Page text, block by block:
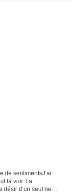
de sentimentsJ’ai
la voir. La
désir d’un seul ne